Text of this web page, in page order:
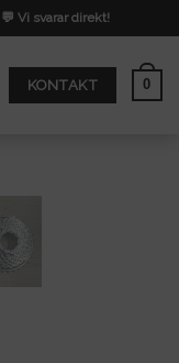
💬 Vi svarar direkt!
KONTAKT 0